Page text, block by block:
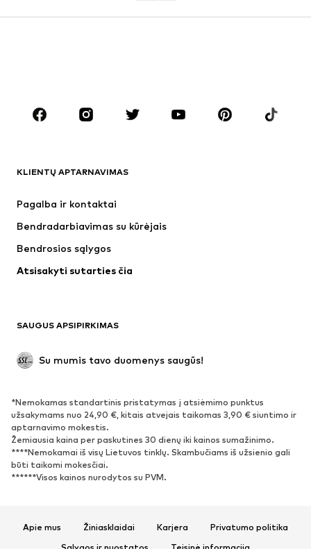
DRABUŽIAI
Striukės
Maudymosi drabužiai
Proginiai
BATAI
Naujienos
Atviri batai
Išskirtiniai
SPORTAS
Sportiniai drabužiai
AKSESUARAI
KLIENTŲ APTARNAVIMAS
Pagalba ir kontaktai
Bendradarbiavimas su kūrėjais
Bendrosios sąlygos
Atsisakyti sutarties čia
SAUGUS APSIPIRKIMAS
Su mumis tavo duomenys saugūs!
*Nemokamas standartinis pristatymas į atsiėmimo punktus
užsakymams nuo 24,90 €, kitais atvejais taikomas 3,90 € siuntimo ir
aptarnavimo mokestis.
Žemiausia kaina per paskutines 30 dienų iki kainos sumažinimo.
****Nemokamai iš visų Lietuvos tinklų. Skambučiams iš užsienio gali
būti taikomi mokesčiai.
******Visos kainos nurodytos su PVM.
Apie mus Žiniasklaidai Karjera
Privatumo politika